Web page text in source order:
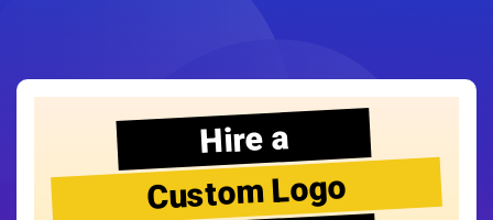
Hire a
Custom Logo